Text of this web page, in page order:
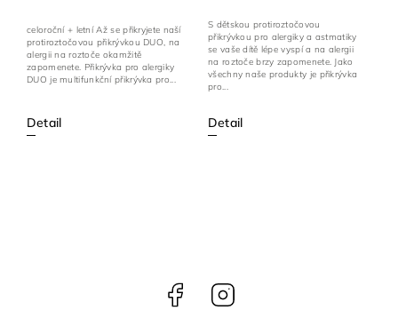
Detail
celoroční + letní Až se přikryjete naší
protiroztočovou přikrývkou DUO, na
alergii na roztoče okamžitě
zapomenete. Přikrývka pro alergiky
DUO je multifunkční přikrývka pro...
Detail
S dětskou protiroztočovou
přikrývkou pro alergiky a astmatiky
se vaše dítě lépe vyspí a na alergii
na roztoče brzy zapomenete. Jako
všechny naše produkty je přikrývka
pro...
Facebook